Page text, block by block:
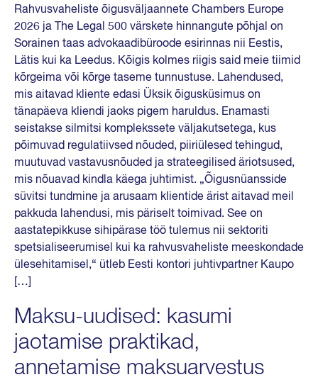
Rahvusvaheliste õigusväljaannete Chambers Europe
2026 ja The Legal 500 värskete hinnangute põhjal on
Sorainen taas advokaadibüroode esirinnas nii Eestis,
Lätis kui ka Leedus. Kõigis kolmes riigis said meie tiimid
kõrgeima või kõrge taseme tunnustuse. Lahendused,
mis aitavad kliente edasi Üksik õigusküsimus on
tänapäeva kliendi jaoks pigem haruldus. Enamasti
seistakse silmitsi komplekssete väljakutsetega, kus
põimuvad regulatiivsed nõuded, piiriülesed tehingud,
muutuvad vastavusnõuded ja strateegilised äriotsused,
mis nõuavad kindla käega juhtimist. „Õigusnüansside
süvitsi tundmine ja arusaam klientide ärist aitavad meil
pakkuda lahendusi, mis päriselt toimivad. See on
aastatepikkuse sihipärase töö tulemus nii sektoriti
spetsialiseerumisel kui ka rahvusvaheliste meeskondade
ülesehitamisel,“ ütleb Eesti kontori juhtivpartner Kaupo
[…]
Maksu-uudised: kasumi
jaotamise praktikad,
annetamise maksuarvestus